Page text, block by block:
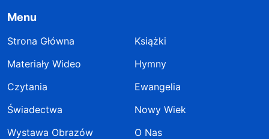
Menu
Strona Główna
Książki
Materiały Wideo
Hymny
Czytania
Ewangelia
Świadectwa
Nowy Wiek
Wystawa Obrazów
O Nas